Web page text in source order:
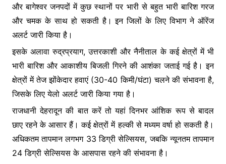
और बागेश्वर जनपदों में कुछ स्थानों पर भारी से बहुत भारी बारिश गरज
और चमक के साथ हो सकती है। इन जिलों के लिए विभाग ने ऑरेंज
अलर्ट जारी किया है।
इसके अलावा रुद्रप्रयाग, उत्तरकाशी और नैनीताल के कई क्षेत्रों में भी
भारी बारिश और आकाशीय बिजली गिरने की आशंका जताई गई है। इन
क्षेत्रों में तेज झोंकेदार हवाएं (30-40 किमी/घंटा) चलने की संभावना है,
जिसके लिए येलो अलर्ट जारी किया गया है।
राजधानी देहरादून की बात करें तो यहां दिनभर आंशिक रूप से बादल
छाए रहने के आसार हैं। कई क्षेत्रों में हल्की से मध्यम वर्षा हो सकती है।
अधिकतम तापमान लगभग 33 डिग्री सेल्सियस, जबकि न्यूनतम तापमान
24 डिग्री सेल्सियस के आसपास रहने की संभावना है।